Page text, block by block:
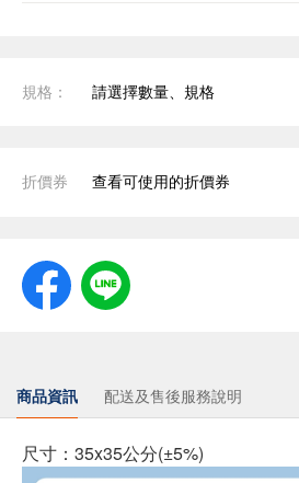
規格： 請選擇數量、規格
折價券 查看可使用的折價券
商品資訊 配送及售後服務說明
尺寸：35x35公分(±5%)